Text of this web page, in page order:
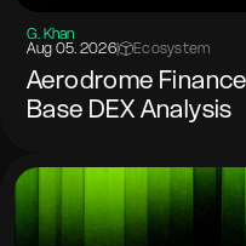
G. Khan
Aug 05. 2026| Ecosystem
Aerodrome
Base DEX Analysis